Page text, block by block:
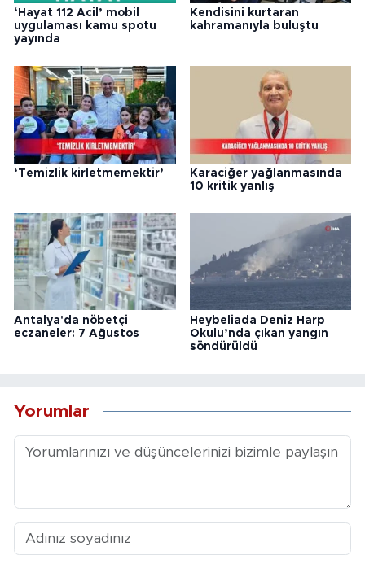
‘Hayat 112 Acil’ mobil
uygulaması kamu spotu
yayında
Kendisini kurtaran
kahramanıyla buluştu
‘Temizlik kirletmemektir’
Karaciğer yağlanmasında
10 kritik yanlış
Antalya'da nöbetçi
eczaneler: 7 Ağustos
Heybeliada Deniz Harp
Okulu’nda çıkan yangın
söndürüldü
Yorumlar